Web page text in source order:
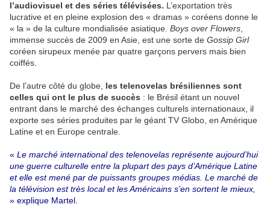
l’audiovisuel et des séries télévisées. L’exportation très
lucrative et en pleine explosion des « dramas » coréens donne le
« la » de la culture mondialisée asiatique. Boys over Flowers
immense succès de 2009 en Asie, est une sorte de Gossip Girl
coréen sirupeux menée par quatre garçons pervers mais bien
coiffés.
De l’autre côté du globe, les telenovelas brésiliennes sont
celles qui ont le plus de succès : le Brésil étant un nouvel
entrant dans le marché des échanges culturels internationaux, il
exporte ses séries produites par le géant TV Globo, en Amérique
Latine et en Europe centrale.
« Le marché international des telenovelas représente aujourd’hui
une guerre culturelle entre la plupart des pays d’Amérique Latine
et elle est mené par de puissants groupes médias. Le marché de
la télévision est très local et les Américains s’en sortent le mieux,
» explique Martel.